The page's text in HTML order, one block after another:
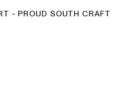
- PROUD SOUTH CRAFT